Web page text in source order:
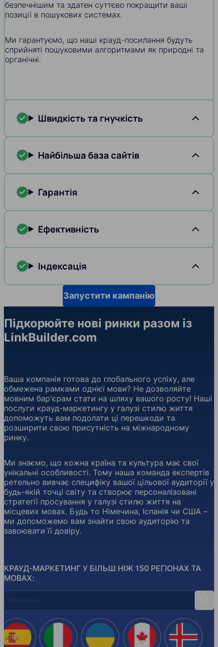
безпечнішим та здатен суттєво покращити ваші
позиції в пошукових системах.
Ми гарантуємо, що наші крауд-посилання будуть
сприйняті пошуковими алгоритмами як природні та
органічні.
Швидкість та гнучкість
Найбільша база сайтів
Гарантія
Ефективність
Індексація
Запустити кампанію
Підкорюйте нові ринки разом із
LinkBuilder.com
КРАУД-МАРКЕТИНГ У БІЛЬШ НІЖ 150 РЕГІОНАХ ТА
МОВАХ:
Ваша компанія готова до глобального успіху, але
обмежена рамками однієї мови? Не дозволяйте
мовним бар'єрам стати на шляху вашого росту! Наші
послуги крауд-маркетингу у галузі стилю життя
допоможуть вам подолати ці перешкоди та
розширити свою присутність на міжнародному
ринку.
Ми знаємо, що кожна країна та культура має свої
унікальні особливості. Тому наша команда експертів
ретельно вивчає специфіку вашої цільової аудиторії у
будь-якій точці світу та створює персоналізовані
стратегії просування у галузі стилю життя на
місцевих мовах. Будь то Німечина, Іспанія чи США –
ми допоможемо вам знайти свою аудиторію та
завоювати її довіру.
Іспанія Італія Україна Канада